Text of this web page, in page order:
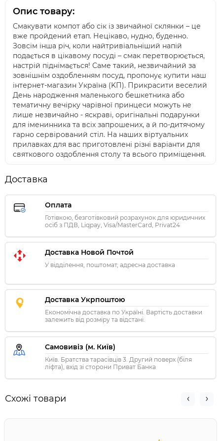
Опис товару:
Смакувати компот або сік із звичайної склянки – це
вже пройдений етап. Нецікаво, нудно, буденно.
Зовсім інша річ, коли найтривіальніший напій
подається в цікавому посуді – смак перетворюється,
настрій піднімається! Саме такий, незвичайний за
зовнішнім оздобленням посуд, пропонує купити наш
інтернет-магазин Україна (KП). Прикрасити веселий
День народження маленького бешкетника або
тематичну вечірку чарівної принцеси можуть не
лише незвичайно - яскраві, оригінальні подарунки
для іменинника та всіх запрошених, а й по-дитячому
гарно сервірований стіл. На наших віртуальних
прилавках для вас приготовлені різні варіанти для
святкового оздоблення столу та всього приміщення.
Доставка
Оплата
Готівкою, безготівковий розрахунок для юридичних
осіб з ПДВ, Liqpay, Visa/MasterCard, Privat24
Доставка Новой Почтой
У відділення, поштомат, адресна доставка
Доставка Укрпоштою
Економічна доставка по Україні. Вартість доставки
залежить від розміру та відстані.
Самовивіз (м. Київ)
Київ. Братства тарасівців 3. Другий поверх (біля
ліфта), вхід зі сторони Приват Банка
Схожі товари